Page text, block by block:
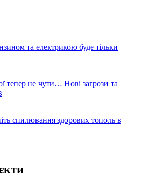
та електрикою буде тільки
тепер не чути… Нові загрози та
спилювання здорових тополь в